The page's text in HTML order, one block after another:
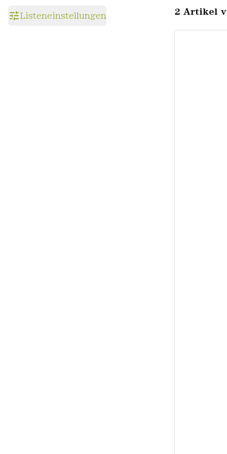
Listeneinstellungen 2 Artikel